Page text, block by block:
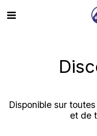
Disponible sur
et de